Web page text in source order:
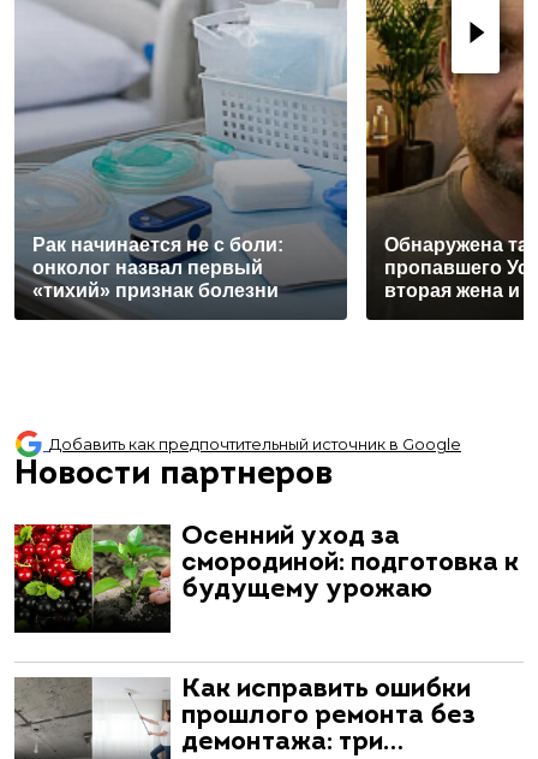
Рак начинается не с боли:
онколог назвал первый
«тихий» признак болезни
Обнаружена
пропавшего
вторая жена и
Добавить как предпочтительный источник в Google
Новости партнеров
Осенний уход за
смородиной: подготовка к
будущему урожаю
Как исправить ошибки
прошлого ремонта без
демонтажа: три…